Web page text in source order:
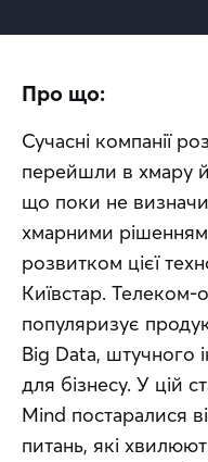
Про що:
Сучасні компанії
перейшли в хмару й
що поки не
хмарними
розвитком цієї
Київстар. Телеком-
популяризує
Big Data, штучного
для бізнесу. У цій
Mind постаралися
питань, які